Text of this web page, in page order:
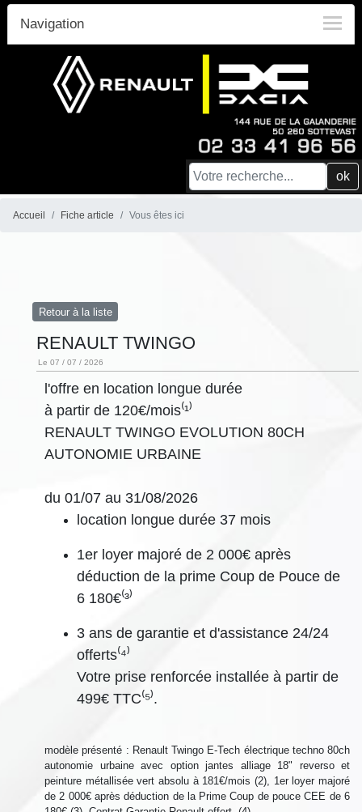
Navigation
ok
Accueil Fiche article Vous êtes ici
Retour à la liste
RENAULT TWINGO
Le 07 / 07 / 2026
l'offre en location longue durée
à partir de 120€/mois⁽¹⁾
RENAULT TWINGO EVOLUTION 80CH
AUTONOMIE URBAINE
du 01/07 au 31/08/2026
location longue durée 37 mois
1er loyer majoré de 2 000€ après
déduction de la prime Coup de Pouce de
6 180€⁽³⁾
3 ans de garantie et d'assistance 24/24
offerts⁽⁴⁾
Votre prise renforcée installée à partir de
499€ TTC⁽⁵⁾.
modèle présenté : Renault Twingo E-Tech électrique techno 80ch
autonomie urbaine avec option jantes alliage 18" reverso et
peinture métallisée vert absolu à 181€/mois (2), 1er loyer majoré
de 2 000€ après déduction de la Prime Coup de pouce CEE de 6